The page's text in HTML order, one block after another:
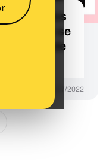
animados
no se
es de
05/07/2022